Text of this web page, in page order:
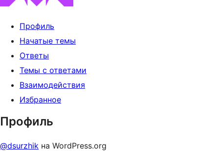
Профиль
Начатые темы
Ответы
Темы с ответами
Взаимодействия
Избранное
Профиль
@dsurzhik на WordPress.org